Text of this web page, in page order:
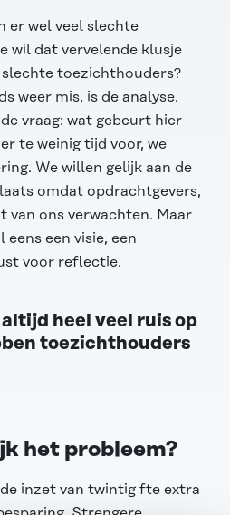
er wel veel slechte
wil dat vervelende klusje
toezichthouders?
weer mis, is de analyse.
vraag: wat gebeurt hier
te weinig tijd voor, we
We willen gelijk aan de
omdat opdrachtgevers,
van ons verwachten. Maar
een visie, een
voor reflectie.
heel veel ruis op
toezichthouders
het probleem?
inzet van twintig fte extra